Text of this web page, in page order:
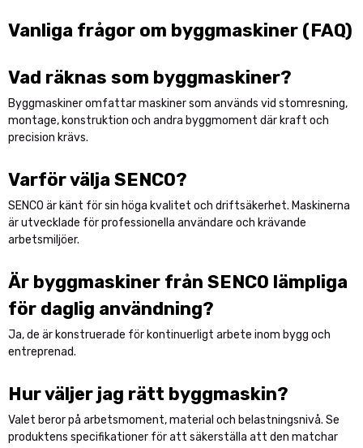
Vanliga frågor om byggmaskiner (FAQ)
Vad räknas som byggmaskiner?
Byggmaskiner omfattar maskiner som används vid stomresning,
montage, konstruktion och andra byggmoment där kraft och
precision krävs.
Varför välja SENCO?
SENCO är känt för sin höga kvalitet och driftsäkerhet. Maskinerna
är utvecklade för professionella användare och krävande
arbetsmiljöer.
Är byggmaskiner från SENCO lämpliga
för daglig användning?
Ja, de är konstruerade för kontinuerligt arbete inom bygg och
entreprenad.
Hur väljer jag rätt byggmaskin?
Valet beror på arbetsmoment, material och belastningsnivå. Se
produktens specifikationer för att säkerställa att den matchar